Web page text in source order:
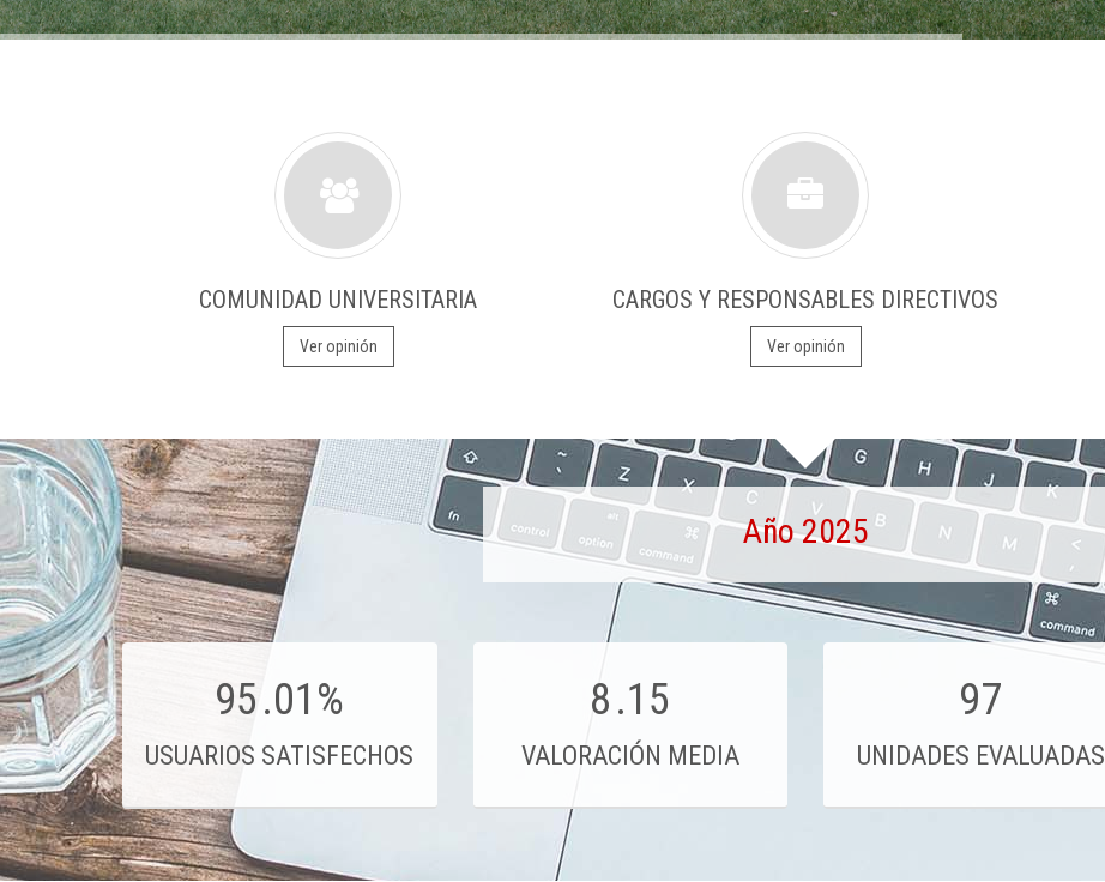
COMUNIDAD UNIVERSITARIA
Ver opinión
CARGOS Y RESPONSABLES DIRECTIVOS
Ver opinión
Año 2025
95.01%
USUARIOS SATISFECHOS
8.15
VALORACIÓN MEDIA
97
UNIDADES EVALUADAS